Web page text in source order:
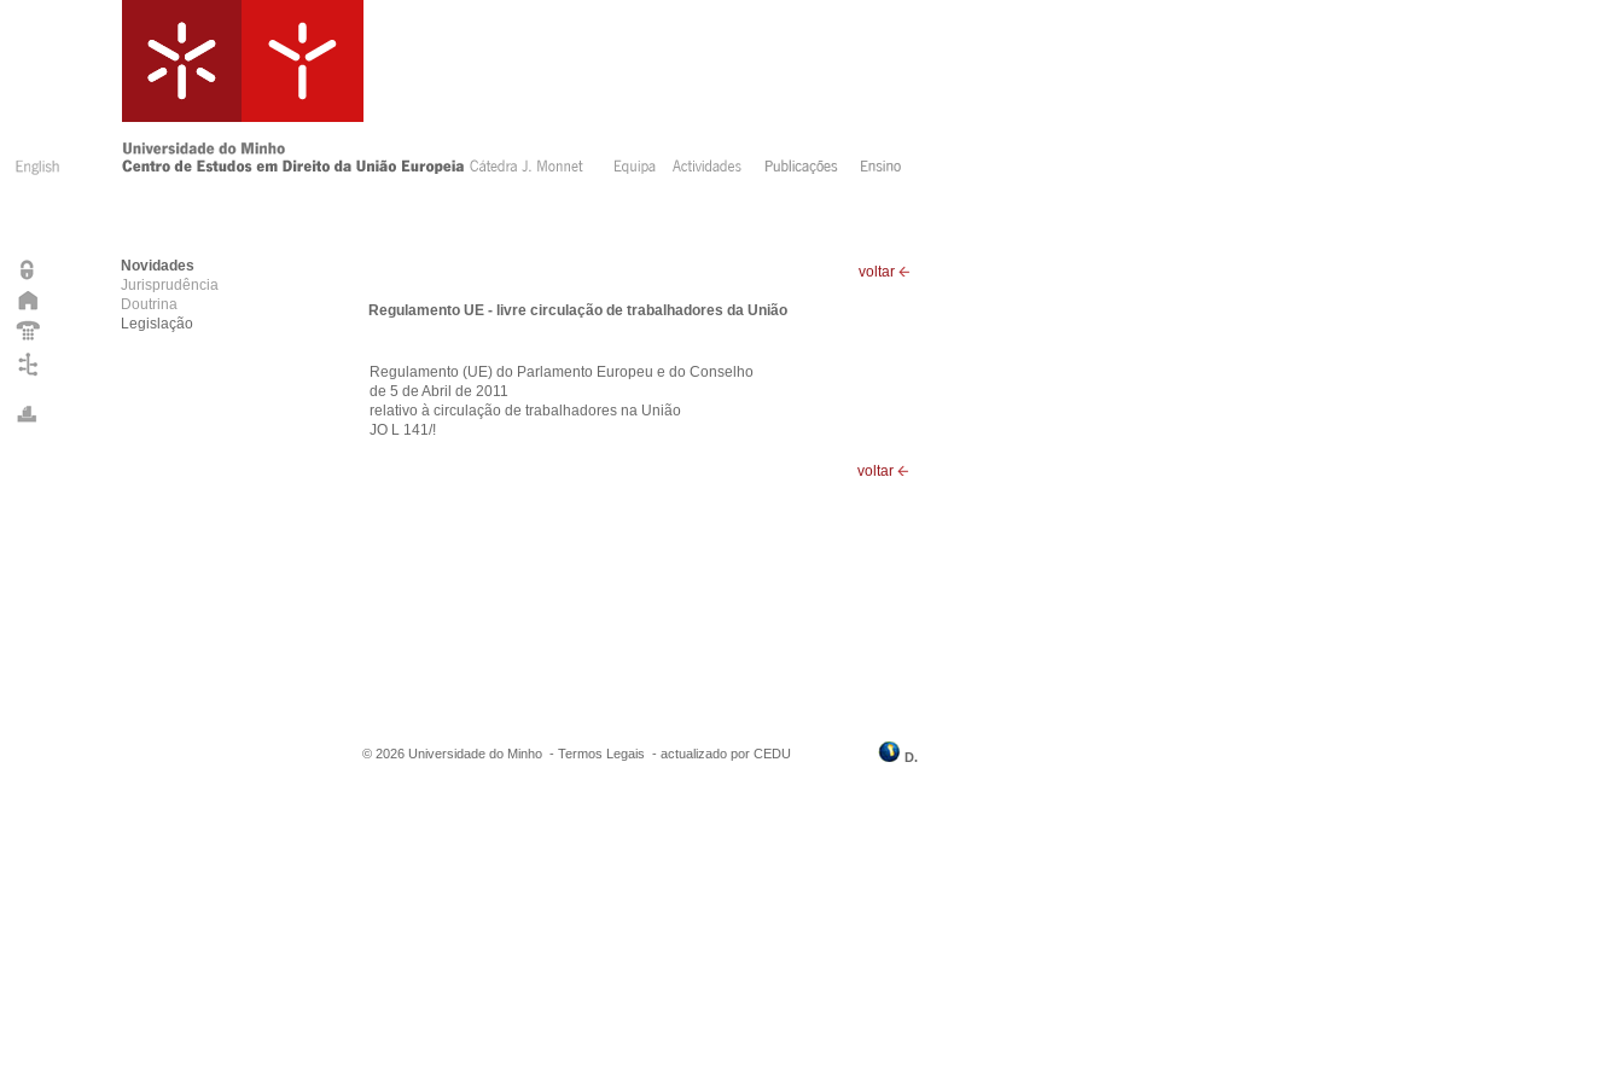
Novidades
Jurisprudência
Doutrina
Legislação
voltar
Regulamento UE - livre circulação de trabalhadores da União
Regulamento (UE) do Parlamento Europeu e do Conselho
de 5 de Abril de 2011
relativo à circulação de trabalhadores na União
JO L 141/!
voltar
© 2026 Universidade do Minho - Termos Legais - actualizado por CEDU D.